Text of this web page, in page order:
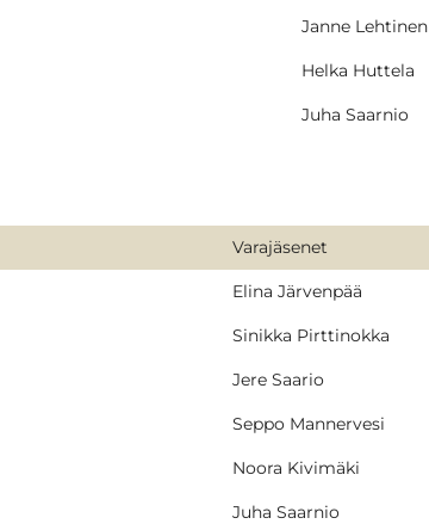
Janne Lehtinen
Helka Huttela
Juha Saarnio
Varajäsenet
Elina Järvenpää
Sinikka Pirttinokka
Jere Saario
Seppo Mannervesi
Noora Kivimäki
Juha Saarnio